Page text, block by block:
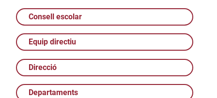
Consell escolar
Equip directiu
Direcció
Departaments